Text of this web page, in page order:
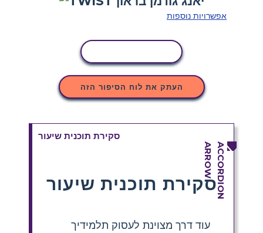
אפשרויות נוספות
העתק את לוח הסיפור הזה
סקירת תוכנית שיעור
סקירת תוכנית שיעור
עוד דרך מצוינת לעסוק תלמידיך